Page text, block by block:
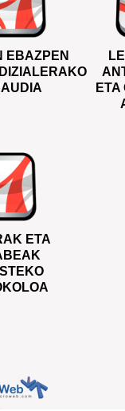
EBAZPEN
ETA